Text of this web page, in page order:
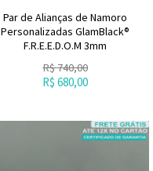
Par de Alianças de Namoro
Personalizadas GlamBlack®
F.R.E.E.D.O.M 3mm
R$740,00
R$ 680,00